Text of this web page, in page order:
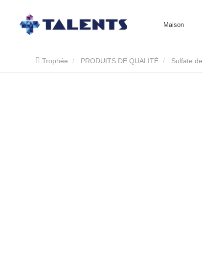
Maison
Trophée PRODUITS DE QUALITÉ Sulfate